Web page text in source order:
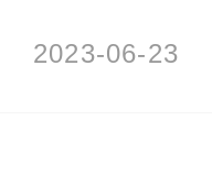
2023-06-23